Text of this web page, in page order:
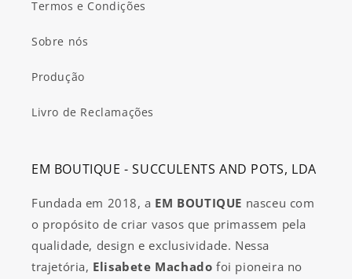
Termos e Condições
Sobre nós
Produção
Livro de Reclamações
EM BOUTIQUE - SUCCULENTS AND POTS, LDA
Fundada em 2018, a EM BOUTIQUE nasceu com
o propósito de criar vasos que primassem pela
qualidade, design e exclusividade. Nessa
trajetória, Elisabete Machadofoi pioneira no